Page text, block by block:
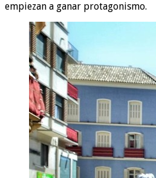
empiezan a ganar protagonismo.